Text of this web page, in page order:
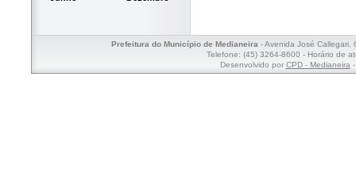
Prefeitura do Município de Medianeira- Avenida José Callegari,
Telefone: (45) 3264-8600 - Horário de
Desenvolvido por CPD - Medianeira-